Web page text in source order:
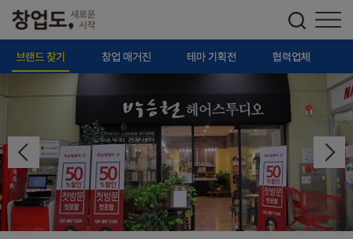
브랜드 찾기 창업 매거진 테마 기획전 협력업체